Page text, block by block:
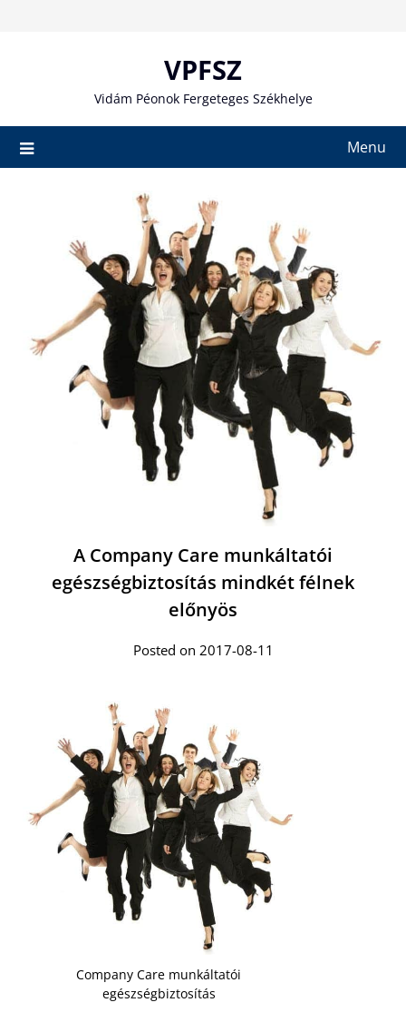
VPFSZ
Vidám Péonok Fergeteges Székhelye
Menu
A Company Care munkáltatói
egészségbiztosítás mindkét félnek
előnyös
Posted on 2017-08-11
Company Care munkáltatói
egészségbiztosítás